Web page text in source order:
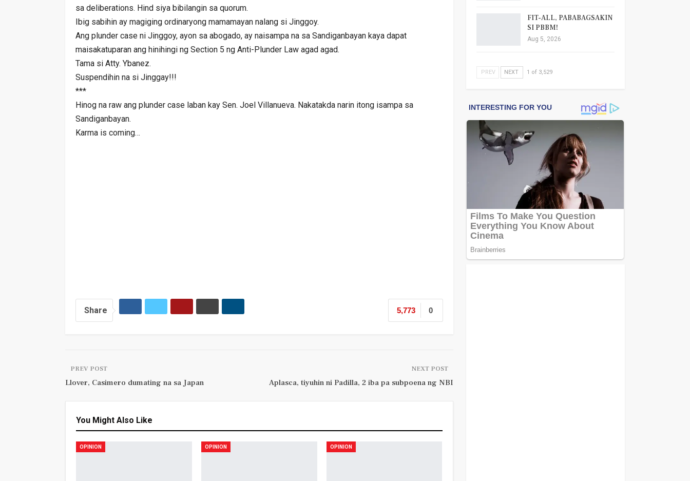
sa deliberations. Hind siya bibilangin sa quorum.
Ibig sabihin ay magiging ordinaryong mamamayan nalang si Jinggoy.
Ang plunder case ni Jinggoy, ayon sa abogado, ay naisampa na sa Sandiganbayan kaya dapat
maisakatuparan ang hinihingi ng Section 5 ng Anti-Plunder Law agad agad.
Tama si Atty. Ybanez.
Suspendihin na si Jinggay!!!
***
Hinog na raw ang plunder case laban kay Sen. Joel Villanueva. Nakatakda narin itong isampa sa
Sandiganbayan.
Karma is coming…
0
5,773
Share
PREV POST
Llover, Casimero dumating na sa Japan
NEXT POST
Aplasca, tiyuhin ni Padilla, 2 iba pa subpoena ng NBI
You Might Also Like
OPINION OPINION OPINION
FIT-ALL, PABABAGSAKIN
SI PBBM!
Aug 5, 2026
PREV NEXT 1 of 3,529